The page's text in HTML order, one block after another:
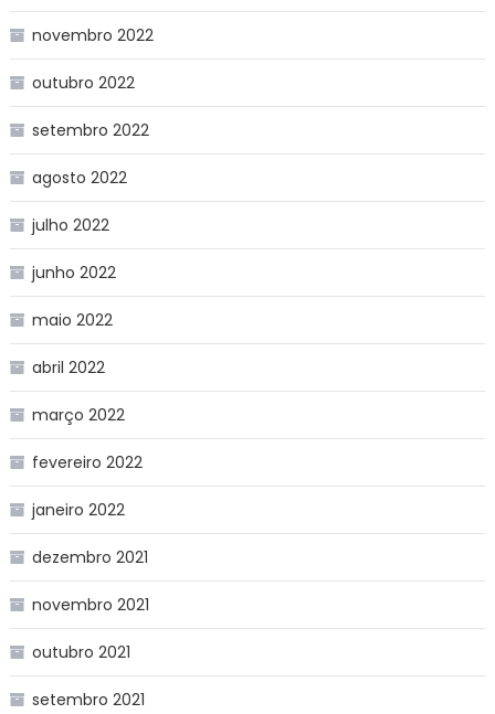
novembro 2022
outubro 2022
setembro 2022
agosto 2022
julho 2022
junho 2022
maio 2022
abril 2022
março 2022
fevereiro 2022
janeiro 2022
dezembro 2021
novembro 2021
outubro 2021
setembro 2021